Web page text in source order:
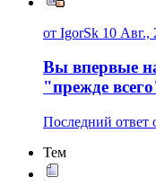
от IgorSk 10 Авг.,
Вы впервые
"прежде
Последний ответ
Тем